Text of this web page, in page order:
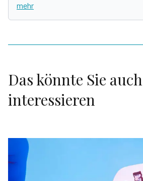
mehr
Das könnte Sie auch
interessieren